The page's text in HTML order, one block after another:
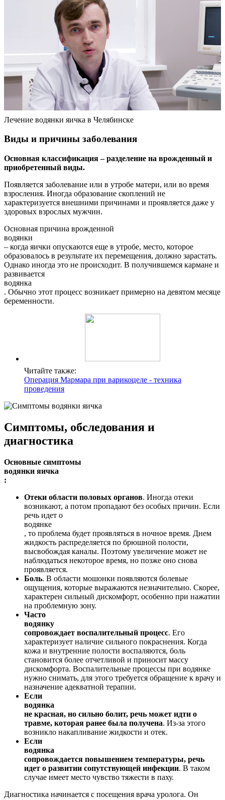
Лечение водянки яичка в Челябинске
Виды и причины заболевания
Основная классификация – разделение на врожденный и
приобретенный виды.
Появляется заболевание или в утробе матери, или во время
взросления. Иногда образование скоплений не
характеризуется внешними причинами и проявляется даже у
здоровых взрослых мужчин.
Основная причина врожденной
водянки
– когда яички опускаются еще в утробе, место, которое
образовалось в результате их перемещения, должно зарастать.
Однако иногда это не происходит. В получившемся кармане и
развивается
водянка
. Обычно этот процесс возникает примерно на девятом месяце
беременности.
Читайте также:
Операция Мармара при варикоцеле - техника
проведения
Симптомы, обследования и
диагностика
Основные симптомы
водянки яичка
:
Отеки области половых органов. Иногда отеки
возникают, а потом пропадают без особых причин. Если
речь идет о
водянке
, то проблема будет проявляться в ночное время. Днем
жидкость распределяется по брюшной полости,
высвобождая каналы. Поэтому увеличение может не
наблюдаться некоторое время, но позже оно снова
проявляется.
Боль. В области мошонки появляются болевые
ощущения, которые выражаются незначительно. Скорее,
характерен сильный дискомфорт, особенно при нажатии
на проблемную зону.
Часто
водянку
сопровождает воспалительный процесс. Его
характеризует наличие сильного покраснения. Когда
кожа и внутренние полости воспаляются, боль
становится более отчетливой и приносит массу
дискомфорта. Воспалительные процессы при водянке
нужно снимать, для этого требуется обращение к врачу и
назначение адекватной терапии.
Если
водянка
не красная, но сильно болит, речь может идти о
травме, которая ранее была получена. Из-за этого
возникло накапливание жидкости и отек.
Если
водянка
сопровождается повышением температуры, речь
идет о развитии сопутствующей инфекции. В таком
случае имеет место чувство тяжести в паху.
Диагностика начинается с посещения врача уролога. Он